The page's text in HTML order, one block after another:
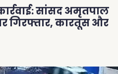
सांसद अमृतपाल
गिरफ्तार, कारतूस और